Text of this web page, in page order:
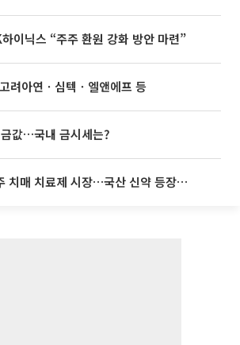
이닉스 “주주 환원 강화 방안 마련”
려아연ㆍ심텍ㆍ엘앤에프 등
값…국내 금시세는?
‘레켐비’ 독주 치매 치료제 시장…국산 신약 등장하나